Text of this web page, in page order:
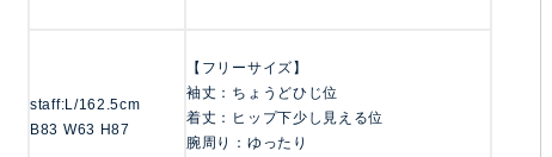
staff:L/162.5cm
B83 W63 H87
【フリーサイズ】
袖丈：ちょうどひじ位
着丈：ヒップ下少し見える位
腕周り：ゆったり